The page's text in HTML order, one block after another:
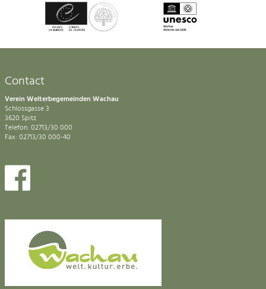
Contact
Verein Welterbegemeinden Wachau
Schlossgasse 3
3620 Spitz
Telefon: 02713/30 000
Fax: 02713/30 000-40